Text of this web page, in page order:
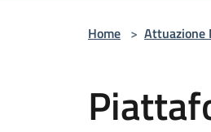
Home > Attuazione